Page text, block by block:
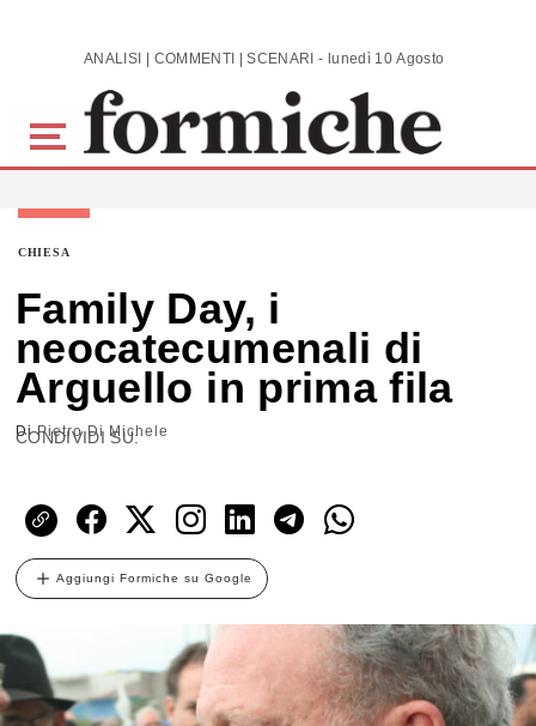
Skip to main content ANALISI | COMMENTI | SCENARI - lunedì 10 Agosto 2026
CHIESA
Family Day, i
neocatecumenali di
Arguello in prima fila
DiPietro Di Michele
CONDIVIDI SU:
Aggiungi Formiche su Google